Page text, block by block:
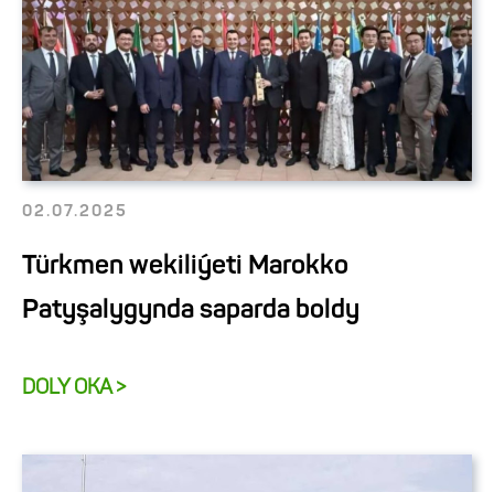
02.07.2025
Türkmen wekiliýeti Marokko
Patyşalygynda saparda boldy
DOLY OKA >